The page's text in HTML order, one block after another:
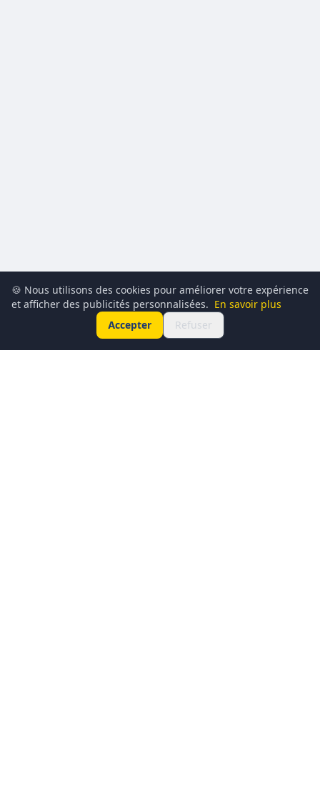
🍪 Nous utilisons des cookies pour améliorer votre expérience
et afficher des publicités personnalisées. En savoir plus
Accepter
Refuser